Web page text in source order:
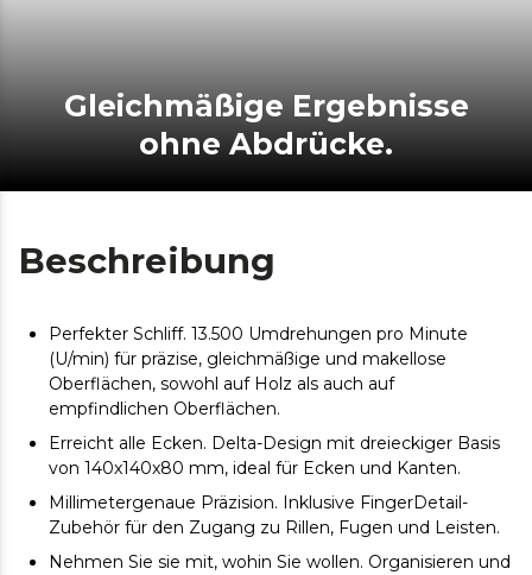
Gleichmäßige Ergebnisse
ohne Abdrücke.
Beschreibung
Perfekter Schliff. 13.500 Umdrehungen pro Minute
(U/min) für präzise, gleichmäßige und makellose
Oberflächen, sowohl auf Holz als auch auf
empfindlichen Oberflächen.
Erreicht alle Ecken. Delta-Design mit dreieckiger Basis
von 140x140x80 mm, ideal für Ecken und Kanten.
Millimetergenaue Präzision. Inklusive FingerDetail-
Zubehör für den Zugang zu Rillen, Fugen und Leisten.
Nehmen Sie sie mit, wohin Sie wollen. Organisieren und